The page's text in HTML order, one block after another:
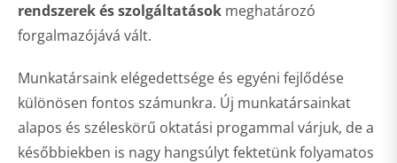
rendszerek és szolgáltatások meghatározó
forgalmazójává vált.
Munkatársaink elégedettsége és egyéni fejlődése
különösen fontos számunkra. Új munkatársainkat
alapos és széleskörű oktatási progammal várjuk, de a
későbbiekben is nagy hangsúlyt fektetünk folyamatos